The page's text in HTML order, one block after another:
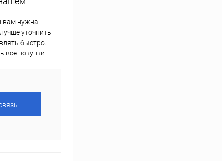
вам нужна
уточнить
быстро.
все покупки